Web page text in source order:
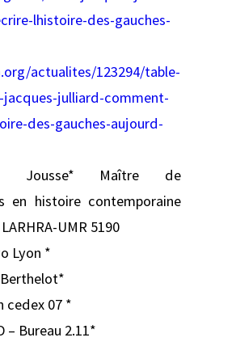
lhistoire-des-gauches-
actualites/123294/table-
jacques-julliard-comment-
des-gauches-aujourd-
Jousse* Maître de
en histoire contemporaine
UMR 5190
Lyon *
cedex 07 *
– Bureau 2.11*